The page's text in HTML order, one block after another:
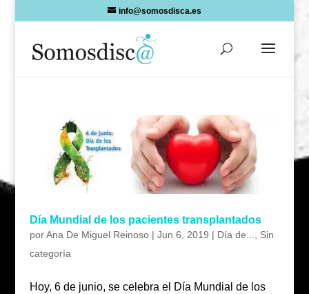
info@somosdisca.es
Día Mundial de los pacientes transplantados
porAna De Miguel Reinoso| Jun 6, 2019 | Día de..., Sin
categoría
Hoy, 6 de junio, se celebra el Día Mundial de los